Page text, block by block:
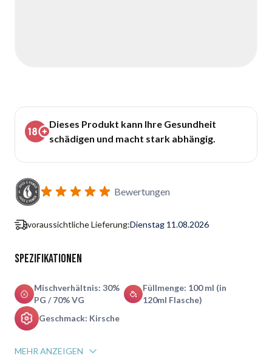
Dieses Produkt kann Ihre Gesundheit
schädigen und macht stark abhängig.
Bewertungen
voraussichtliche Lieferung:Dienstag 11.08.2026
Spezifikationen
Mischverhältnis: 30%
PG / 70% VG
Füllmenge: 100 ml (in
120ml Flasche)
Geschmack: Kirsche
MEHR ANZEIGEN